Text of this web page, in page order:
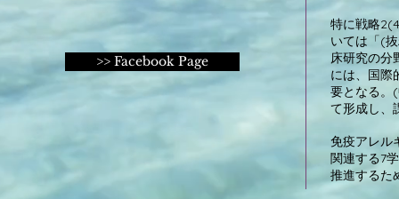
特に戦略
いては「(
床研究の分
には、国際
要となる。
て形成し、
免疫アレル
関連する7
推進するた
>> Facebook Page